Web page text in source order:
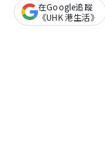
在Google追蹤
《UHK 港生活》